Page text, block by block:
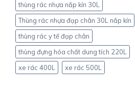
thùng rác nhựa nắp kín 30L
Thùng rác nhựa đạp chân 30L nắp kín
thùng rác y tế đạp chân
thùng đựng hóa chất dung tích 220L
xe rác 400L
xe rác 500L